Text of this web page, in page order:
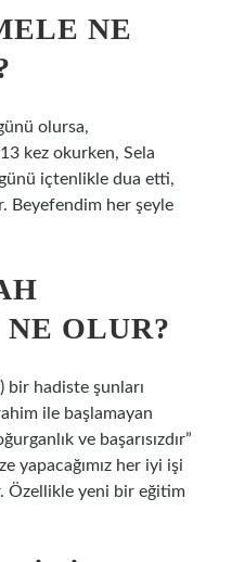
NE
olursa,
kez okurken, Sela
içtenlikle dua etti,
Beyefendim her şeyle
OLUR?
bir hadiste şunları
ile başlamayan
ve başarısızdır”
yapacağımız her iyi işi
Özellikle yeni bir eğitim